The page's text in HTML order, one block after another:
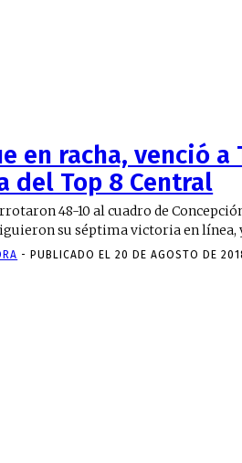
en racha, venció a
del Top 8 Central
48-10 al cuadro de
su séptima victoria en línea,
- PUBLICADO EL 20 DE AGOSTO DE